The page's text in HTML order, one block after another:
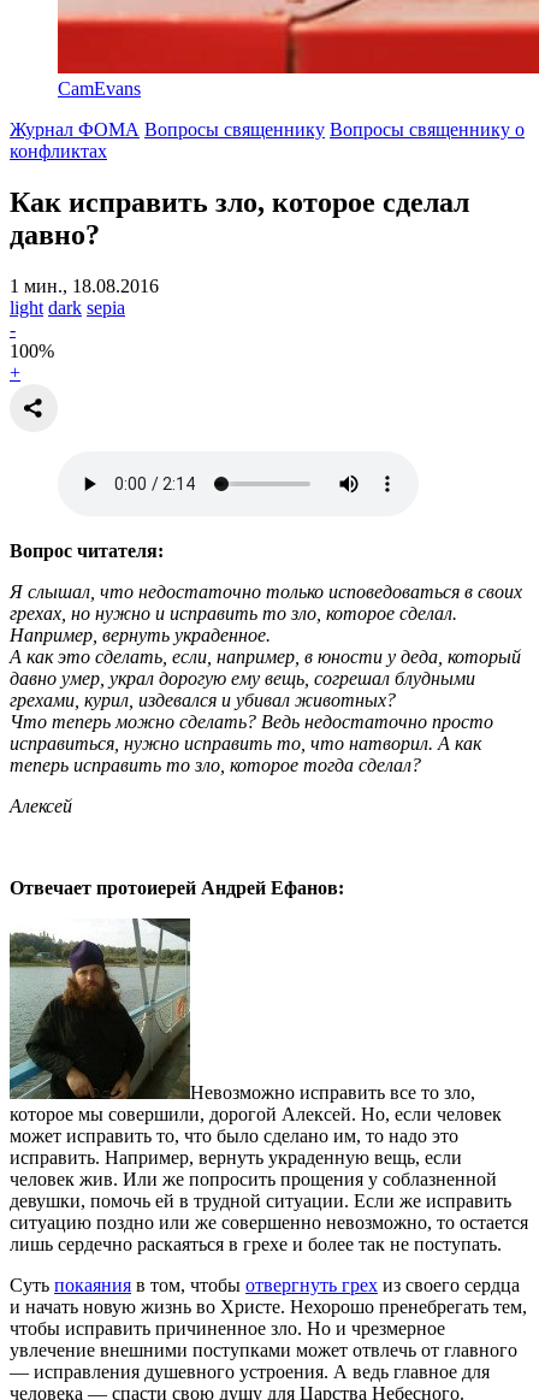
CamEvans
Журнал ФОМА Вопросы священнику Вопросы священнику о
конфликтах
Как исправить зло, которое сделал
давно?
1 мин., 18.08.2016
light dark sepia
-
100%
+
Вопрос читателя:
Я слышал, что недостаточно только исповедоваться в своих
грехах, но нужно и исправить то зло, которое сделал.
Например, вернуть украденное.
А как это сделать, если, например, в юности у деда, который
давно умер, украл дорогую ему вещь, согрешал блудными
грехами, курил, издевался и убивал животных?
Что теперь можно сделать? Ведь недостаточно просто
исправиться, нужно исправить то, что натворил. А как
теперь исправить то зло, которое тогда сделал?
Алексей
Отвечает протоиерей Андрей Ефанов:
Невозможно исправить все то зло,
которое мы совершили, дорогой Алексей. Но, если человек
может исправить то, что было сделано им, то надо это
исправить. Например, вернуть украденную вещь, если
человек жив. Или же попросить прощения у соблазненной
девушки, помочь ей в трудной ситуации. Если же исправить
ситуацию поздно или же совершенно невозможно, то остается
лишь сердечно раскаяться в грехе и более так не поступать.
Суть покаяния в том, чтобы отвергнуть грех из своего сердца
и начать новую жизнь во Христе. Нехорошо пренебрегать тем,
чтобы исправить причиненное зло. Но и чрезмерное
увлечение внешними поступками может отвлечь от главного
— исправления душевного устроения. А ведь главное для
человека — спасти свою душу для Царства Небесного.